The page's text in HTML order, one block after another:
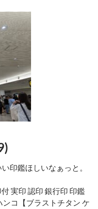
印鑑ほしいなぁっと。
実印 認印 銀行印 印鑑
コ【ブラストチタン ケ